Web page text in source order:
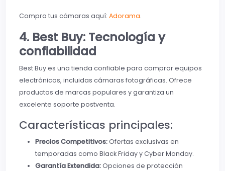
Compra tus cámaras aquí: Adorama.
4. Best Buy: Tecnología y
confiabilidad
Best Buy es una tienda confiable para comprar equipos
electrónicos, incluidas cámaras fotográficas. Ofrece
productos de marcas populares y garantiza un
excelente soporte postventa.
Características principales:
Precios Competitivos:Ofertas exclusivas en
temporadas como Black Friday y Cyber Monday.
Garantía Extendida:Opciones de protección